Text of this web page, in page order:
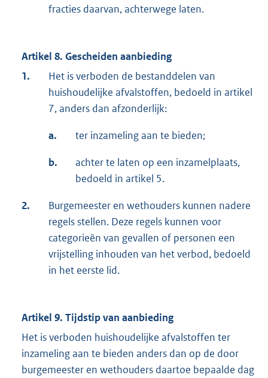
fracties daarvan, achterwege laten.
Artikel 8. Gescheiden aanbieding
1.
Het is verboden de bestanddelen van
huishoudelijke afvalstoffen, bedoeld in artikel
7, anders dan afzonderlijk:
a. ter inzameling aan te bieden;
b.
achter te laten op een inzamelplaats,
bedoeld in artikel 5.
2.
Burgemeester en wethouders kunnen nadere
regels stellen. Deze regels kunnen voor
categorieën van gevallen of personen een
vrijstelling inhouden van het verbod, bedoeld
in het eerste lid.
Artikel 9. Tijdstip van aanbieding
Het is verboden huishoudelijke afvalstoffen ter
inzameling aan te bieden anders dan op de door
burgemeester en wethouders daartoe bepaalde dag